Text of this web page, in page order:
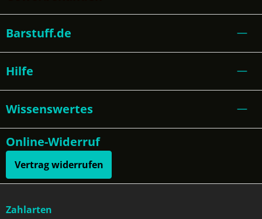
Barstuff.de
Hilfe
Wissenswertes
Online-Widerruf
Vertrag widerrufen
Zahlarten